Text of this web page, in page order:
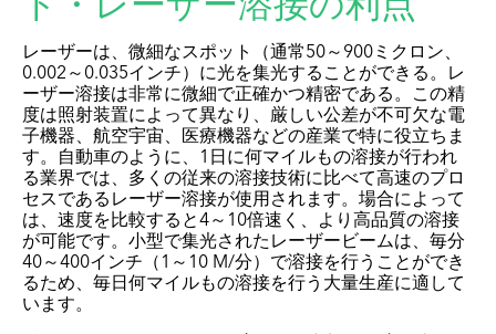
ド・レーザー溶接の利点
レーザーは、微細なスポット（通常50～900ミクロン、
0.002～0.035インチ）に光を集光することができる。レ
ーザー溶接は非常に微細で正確かつ精密である。この精
度は照射装置によって異なり、厳しい公差が不可欠な電
子機器、航空宇宙、医療機器などの産業で特に役立ちま
す。自動車のように、1日に何マイルもの溶接が行われ
る業界では、多くの従来の溶接技術に比べて高速のプロ
セスであるレーザー溶接が使用されます。場合によって
は、速度を比較すると4～10倍速く、より高品質の溶接
が可能です。小型で集光されたレーザービームは、毎分
40～400インチ（1～10 M/分）で溶接を行うことができ
るため、毎日何マイルもの溶接を行う大量生産に適して
います。